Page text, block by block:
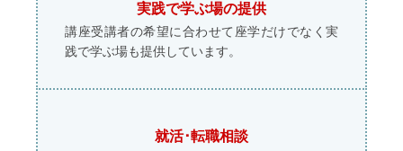
実践で学ぶ場の提供
講座受講者の希望に合わせて座学だけでなく実
践で学ぶ場も提供しています。
就活･転職相談